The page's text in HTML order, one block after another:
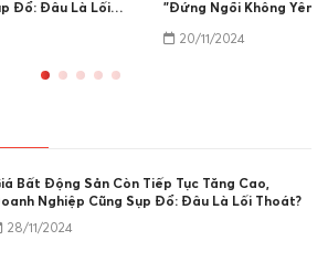
Đổ: Đâu Là Lối
"Đứng Ngồi Không Yên"
20/11/2024
Bất Động Sản Còn Tiếp Tục Tăng Cao,
Nghiệp Cũng Sụp Đổ: Đâu Là Lối Thoát?
28/11/2024